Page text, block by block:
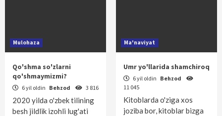
Mulohaza
Qo'shma so'zlarni
qo'shmaymizmi?
6 yil oldin Behzod 3 816
2020 yilda o'zbek tilining
besh jildlik izohli lug'ati
Ma'naviyat
Umr yo'llarida shamchiroq
6 yil oldin Behzod
11 045
Kitoblarda o'ziga xos
joziba bor, kitoblar bizga